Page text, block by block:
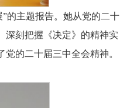
的主题报告。她从党的二十
深刻把握《决定》的精神实
的二十届三中全会精神。